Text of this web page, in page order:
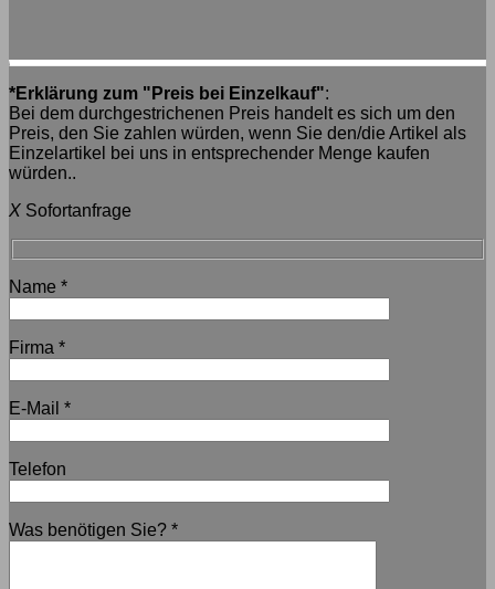
*Erklärung zum "Preis bei Einzelkauf":
Bei dem durchgestrichenen Preis handelt es sich um den
Preis, den Sie zahlen würden, wenn Sie den/die Artikel als
Einzelartikel bei uns in entsprechender Menge kaufen
würden..
X Sofortanfrage
Name *
Firma *
E-Mail *
Telefon
Was benötigen Sie? *